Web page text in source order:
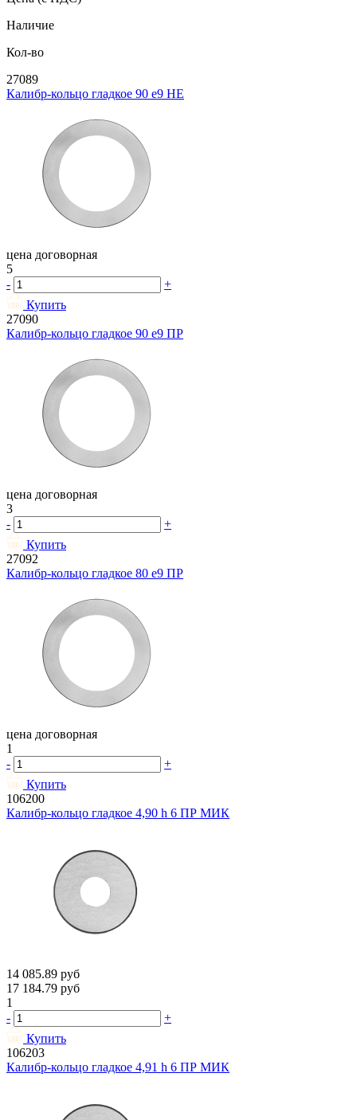
Наличие
Кол-во
27089
Калибр-кольцо гладкое 90 e9 НЕ
цена договорная
5
-
+
Купить
27090
Калибр-кольцо гладкое 90 e9 ПР
цена договорная
3
-
+
Купить
27092
Калибр-кольцо гладкое 80 e9 ПР
цена договорная
1
-
+
Купить
106200
Калибр-кольцо гладкое 4,90 h 6 ПР МИК
14 085.89 руб
17 184.79 руб
1
-
+
Купить
106203
Калибр-кольцо гладкое 4,91 h 6 ПР МИК